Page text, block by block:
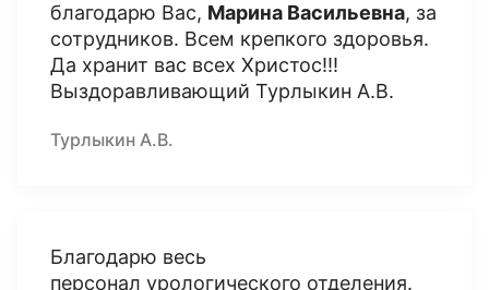
благодарю Вас, Марина Васильевна, за
сотрудников. Всем крепкого здоровья.
Да хранит вас всех Христос!!!
Выздоравливающий Турлыкин А.В.
Турлыкин А.В.
Благодарю весь
персонал урологического отделения.